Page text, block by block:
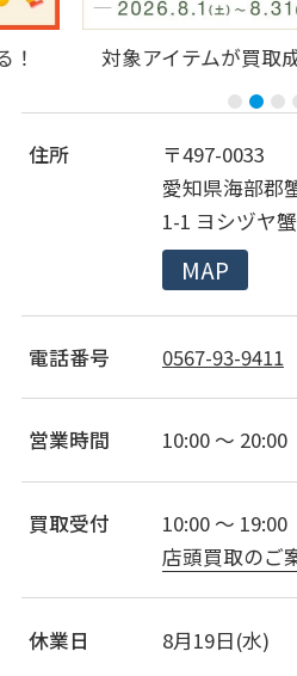
！ 対象アイテムが買取
住所
〒497-0033
愛知県海部郡
1-1 ヨシヅヤ
MAP
電話番号 0567-93-9411
営業時間 10:00 ～ 20:00
買取受付
10:00 ～ 19:00
店頭買取のご
休業日 8月19日(水)